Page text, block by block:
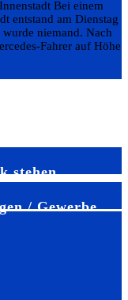
Bei einem
entstand am Dienstag
niemand. Nach
Fahrer auf Höhe
stehen
/ Gewerbe